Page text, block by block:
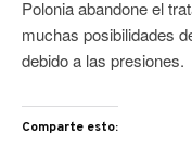
Polonia abandone el
muchas posibilidades
debido a las presiones.
Comparte esto: